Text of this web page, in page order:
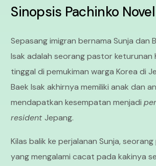
Sinopsis Pachinko Novel
Sepasang imigran bernama Sunja dan
Isak adalah seorang pastor keturunan
tinggal di pemukiman warga Korea di
Baek Isak akhirnya memiliki anak dan
mendapatkan kesempatan menjadi
residentJepang.
Kilas balik ke perjalanan Sunja,
yang mengalami cacat pada kakinya